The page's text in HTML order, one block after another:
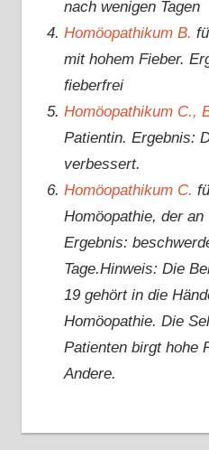
nach wenigen Tagen
Homöopathikum B.
mit hohem Fieber.
fieberfrei
Homöopathikum C.,
Patientin. Ergebnis:
verbessert.
Homöopathikum C.
Homöopathie, der
Ergebnis:
Tage.Hinweis: Die
19 gehört in die
Homöopathie. Die
Patienten birgt hohe
Andere.